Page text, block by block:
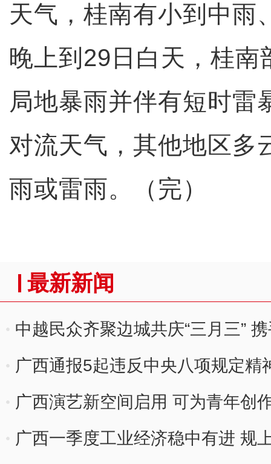
天气，桂南有小到中雨
晚上到29日白天，桂南
局地暴雨并伴有短时雷
对流天气，其他地区多
雨或雷雨。（完）
最新新闻
中越民众齐聚边城共庆“三月三”
广西通报5起违反中央八项规定精
广西演艺新空间启用 可为青年创
会
广西一季度工业经济稳中有进 规